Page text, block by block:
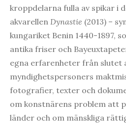
kroppdelarna fulla av spikar i
akvarellen Dynastie (2013) –
kungariket Benin 1440-1897,
antika friser och
egna erfarenheter från slutet
myndighetspersoners
fotografier, texter och
om konstnärens problem att
länder och om mänskliga